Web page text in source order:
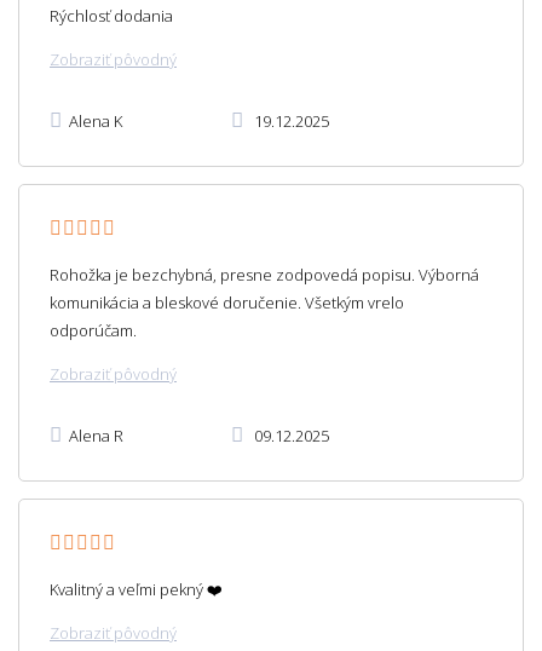
Rýchlosť dodania
Zobraziť pôvodný
Alena K 19.12.2025
Rohožka je bezchybná, presne zodpovedá popisu. Výborná
komunikácia a bleskové doručenie. Všetkým vrelo
odporúčam.
Zobraziť pôvodný
Alena R 09.12.2025
Kvalitný a veľmi pekný ❤️
Zobraziť pôvodný